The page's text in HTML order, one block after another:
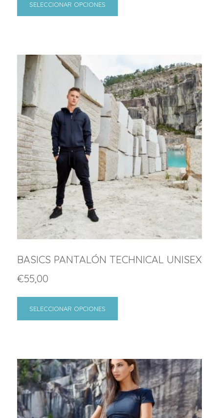
SELECCIONAR OPCIONES
BASICS PANTALÓN TECHNICAL UNISEX
€55,00
SELECCIONAR OPCIONES